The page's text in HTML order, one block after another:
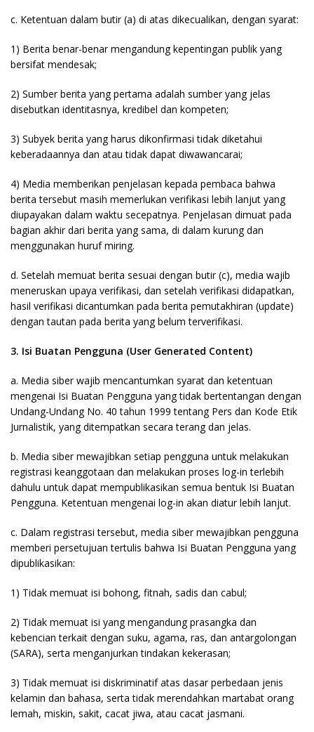
c. Ketentuan dalam butir (a) di atas dikecualikan, dengan syarat:
1) Berita benar-benar mengandung kepentingan publik yang
bersifat mendesak;
2) Sumber berita yang pertama adalah sumber yang jelas
disebutkan identitasnya, kredibel dan kompeten;
3) Subyek berita yang harus dikonfirmasi tidak diketahui
keberadaannya dan atau tidak dapat diwawancarai;
4) Media memberikan penjelasan kepada pembaca bahwa
berita tersebut masih memerlukan verifikasi lebih lanjut yang
diupayakan dalam waktu secepatnya. Penjelasan dimuat pada
bagian akhir dari berita yang sama, di dalam kurung dan
menggunakan huruf miring.
d. Setelah memuat berita sesuai dengan butir (c), media wajib
meneruskan upaya verifikasi, dan setelah verifikasi didapatkan,
hasil verifikasi dicantumkan pada berita pemutakhiran (update)
dengan tautan pada berita yang belum terverifikasi.
3. Isi Buatan Pengguna (User Generated Content)
a. Media siber wajib mencantumkan syarat dan ketentuan
mengenai Isi Buatan Pengguna yang tidak bertentangan dengan
Undang-Undang No. 40 tahun 1999 tentang Pers dan Kode Etik
Jurnalistik, yang ditempatkan secara terang dan jelas.
b. Media siber mewajibkan setiap pengguna untuk melakukan
registrasi keanggotaan dan melakukan proses log-in terlebih
dahulu untuk dapat mempublikasikan semua bentuk Isi Buatan
Pengguna. Ketentuan mengenai log-in akan diatur lebih lanjut.
c. Dalam registrasi tersebut, media siber mewajibkan pengguna
memberi persetujuan tertulis bahwa Isi Buatan Pengguna yang
dipublikasikan:
1) Tidak memuat isi bohong, fitnah, sadis dan cabul;
2) Tidak memuat isi yang mengandung prasangka dan
kebencian terkait dengan suku, agama, ras, dan antargolongan
(SARA), serta menganjurkan tindakan kekerasan;
3) Tidak memuat isi diskriminatif atas dasar perbedaan jenis
kelamin dan bahasa, serta tidak merendahkan martabat orang
lemah, miskin, sakit, cacat jiwa, atau cacat jasmani.